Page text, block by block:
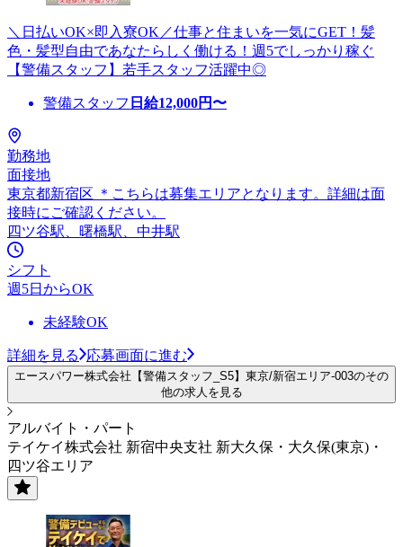
＼日払いOK×即入寮OK／仕事と住まいを一気にGET！髪
色・髪型自由であなたらしく働ける！週5でしっかり稼ぐ
【警備スタッフ】若手スタッフ活躍中◎
警備スタッフ 日給12,000円〜
勤務地
面接地
東京都新宿区 ＊こちらは募集エリアとなります。詳細は面
接時にご確認ください。
四ツ谷駅、曙橋駅、中井駅
シフト
週5日からOK
未経験OK
詳細を見る 応募画面に進む
エースパワー株式会社【警備スタッフ_S5】東京/新宿エリア-003のその
他の求人を見る
アルバイト・パート
テイケイ株式会社 新宿中央支社 新大久保・大久保(東京)・
四ツ谷エリア